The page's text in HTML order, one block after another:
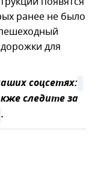
ранее не было
для
соцсетях:
следите за
.